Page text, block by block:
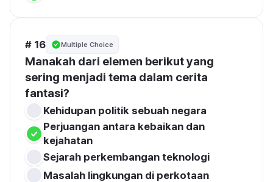
# 16 Multiple Choice
Manakah dari elemen berikut yang
sering menjadi tema dalam cerita
fantasi?
Kehidupan politik sebuah negara
Perjuangan antara kebaikan dan
kejahatan
Sejarah perkembangan teknologi
Masalah lingkungan di perkotaan